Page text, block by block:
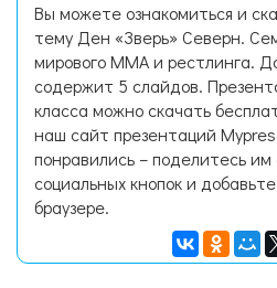
Вы можете ознакомиться и
тему Ден «Зверь» Северн.
мирового ММА и рестлинга.
содержит 5 слайдов.
класса можно скачать
наш сайт презентаций
понравились – поделитесь
социальных кнопок и
браузере.